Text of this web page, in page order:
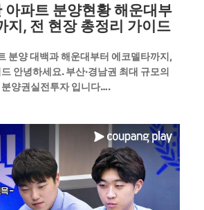
파트 분양현황 해운대부
지, 전 현장 총정리 가이드
분양 대백과 해운대부터 에코델타까지,
안녕하세요. 부산·경남권 최대 규모의
양권실전투자 입니다….